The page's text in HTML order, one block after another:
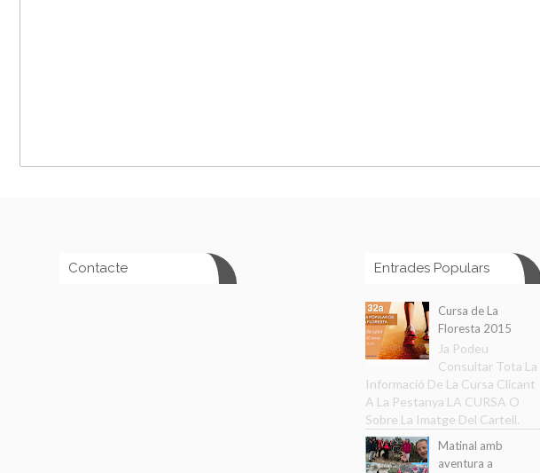
Contacte Entrades Populars
Cursa de La
Floresta 2015
Ja Podeu
Consultar Tota La
Informació De La Cursa Clicant
A La Pestanya LA CURSA O
Sobre La Imatge Del Cartell.
Matinal amb
aventura a